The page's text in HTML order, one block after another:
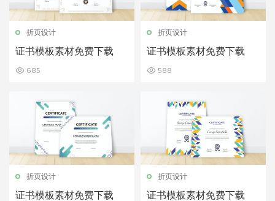
折页设计
证书模板素材免费下载
685
折页设计
证书模板素材免费下载
588
折页设计
证书模板素材免费下载
折页设计
证书模板素材免费下载